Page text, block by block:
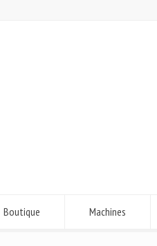
Boutique Machines